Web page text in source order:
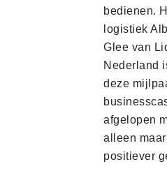
bedienen.
logistiek
Glee van
Nederland
deze
afgelopen
alleen maar
positiever